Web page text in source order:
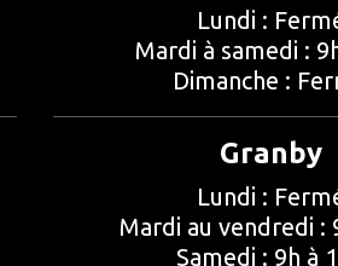
Lundi :
Mardi à samedi :
Dimanche :
Granby
Lundi :
Mardi au vendredi :
Samedi : 9h à